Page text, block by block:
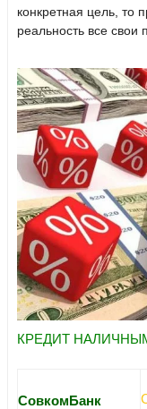
конкретная цель, то
реальность все свои
КРЕДИТ
СовкомБанк